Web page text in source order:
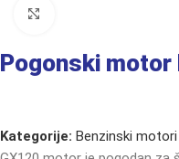
Pogonski motor
Kategorije: Benzinski motori